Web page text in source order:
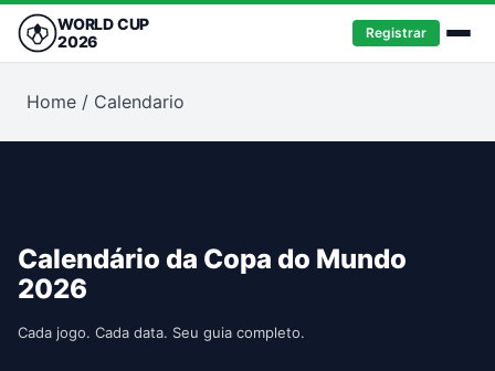
WORLD CUP
2026
Registrar
Home / Calendario
Calendário da Copa do Mundo
2026
Cada jogo. Cada data. Seu guia completo.